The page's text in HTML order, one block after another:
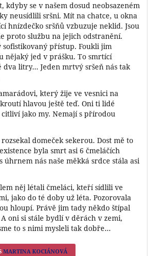
kdyby se v našem dosud neobsazeném
neusídlili sršni. Mít na chatce, u okna
hnízdečko sršňů vzbuzuje neklid. Jsou
proto službu na jejich odstranění.
sofistikovaný přístup. Foukli jim
nějaký jed v prášku. To smrtící
dva litry… Jeden mrtvý sršeň nás tak
který žije ve vesnici na
hlavou ještě teď. Oni ti lidé
jako my. Nemají s přírodou
domeček sekerou. Dost mě to
byla smrt asi 6 čmeláčích
úhrnem nás naše měkká srdce stála asi
něj létali čmeláci, kteří sídlili ve
jako do té doby už léta. Pozorovala
hloupí. Právě jim tady někdo štípal
oni si stále bydlí v děrách v zemi,
to s nimi mysleli tak dobře…
MARTINA KOCIÁNOVÁ